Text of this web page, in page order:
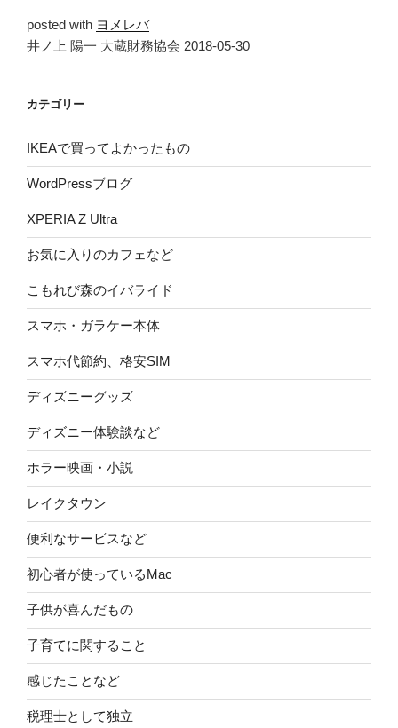
posted with ヨメレバ
井ノ上 陽一 大蔵財務協会 2018-05-30
カテゴリー
IKEAで買ってよかったもの
WordPressブログ
XPERIA Z Ultra
お気に入りのカフェなど
こもれび森のイバライド
スマホ・ガラケー本体
スマホ代節約、格安SIM
ディズニーグッズ
ディズニー体験談など
ホラー映画・小説
レイクタウン
便利なサービスなど
初心者が使っているMac
子供が喜んだもの
子育てに関すること
感じたことなど
税理士として独立